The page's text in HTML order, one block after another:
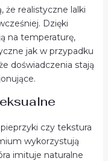
że realistyczne lalki
Dzięki
na temperaturę,
jak w przypadku
doświadczenia stają
czy tekstura
wykorzystują
imituje naturalne